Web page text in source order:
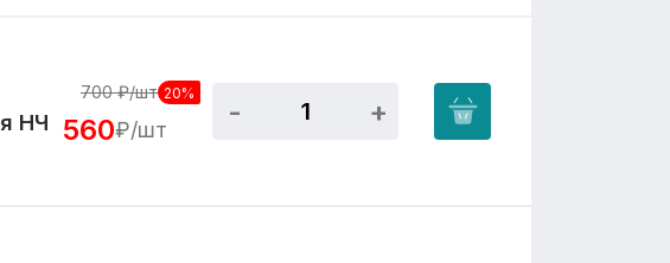
НЧ
700₽/шт 20%
560₽/шт